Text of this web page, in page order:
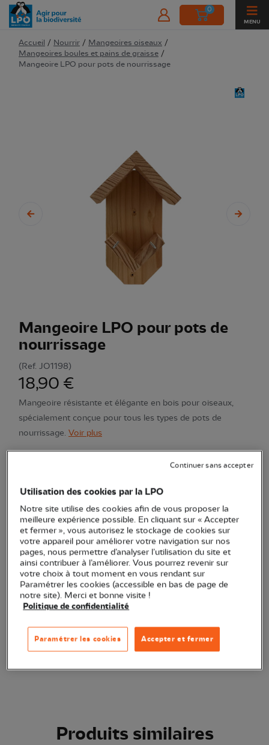
0
MENU
Accueil / Nourrir / Mangeoires oiseaux /
Mangeoires boules et pains de graisse /
Mangeoire LPO pour pots de nourrissage
Mangeoire LPO pour pots de
nourrissage
(Ref. JO1198)
18,90 €
Mangeoire résistante et élégante en bois pour oiseaux,
spécialement conçue pour tous les types de pots de
nourrissage. Voir plus
En stock
Ajouter au panier
Transaction sécurisée
Produits similaires
Utilisation des cookies par la LPO
Notre site utilise des cookies afin de vous proposer la
meilleure expérience possible. En cliquant sur « Accepter
et fermer », vous autorisez le stockage de cookies sur
votre appareil pour améliorer votre navigation sur nos
pages, nous permettre d’analyser l’utilisation du site et
ainsi contribuer à l’améliorer. Vous pourrez revenir sur
votre choix à tout moment en vous rendant sur
Paramétrer les cookies (accessible en bas de page de
notre site). Merci et bonne visite !
Politique de confidentialité
Accepter et fermer
Paramétrer les cookies
Continuer sans accepter